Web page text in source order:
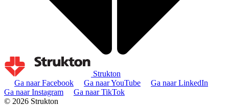
Strukton
Ga naar Facebook
Ga naar YouTube
Ga naar LinkedIn
Ga naar Instagram
Ga naar TikTok
© 2026 Strukton